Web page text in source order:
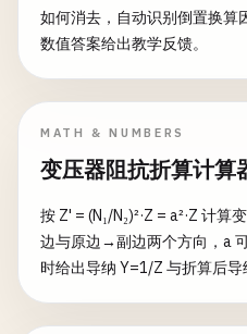
如何消去，自动识别倒置换算
数值答案给出教学反馈。
MATH & NUMBERS
变压器阻抗折算计算
按 Z' = (N₁/N₂)²·Z = a²·Z 计
边与原边→副边两个方向，a
时给出导纳 Y=1/Z 与折算后导